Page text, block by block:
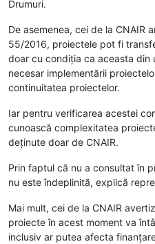
Drumuri.
De asemenea, cei de la CNAIR
55/2016, proiectele pot fi
doar cu condiția ca aceasta din
necesar implementării
continuitatea proiectelor.
Iar pentru verificarea acestei
cunoască complexitatea
deținute doar de CNAIR.
Prin faptul că nu a consultat în
nu este îndeplinită, explică
Mai mult, cei de la CNAIR
proiecte în acest moment va
inclusiv ar putea afecta